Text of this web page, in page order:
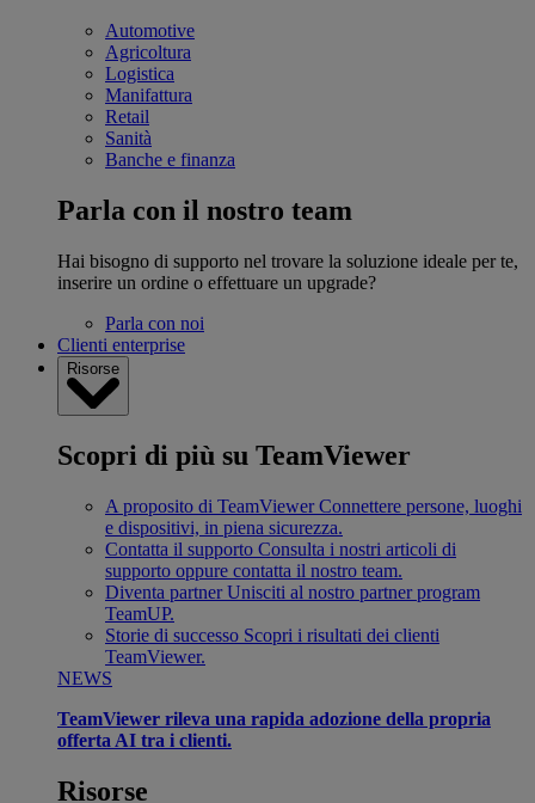
Automotive
Agricoltura
Logistica
Manifattura
Retail
Sanità
Banche e finanza
Parla con il nostro team
Hai bisogno di supporto nel trovare la soluzione ideale per te,
inserire un ordine o effettuare un upgrade?
Parla con noi
Clienti enterprise
Risorse
Scopri di più su TeamViewer
A proposito di TeamViewer Connettere persone, luoghi
e dispositivi, in piena sicurezza.
Contatta il supporto Consulta i nostri articoli di
supporto oppure contatta il nostro team.
Diventa partner Unisciti al nostro partner program
TeamUP.
Storie di successo Scopri i risultati dei clienti
TeamViewer.
NEWS
TeamViewer rileva una rapida adozione della propria
offerta AI tra i clienti.
Risorse